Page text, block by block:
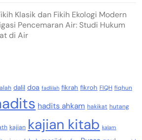
Klasik dan Fikih Ekologi Modern
Pencemaran Air: Studi Hukum
di Air
dalil doa fadlilah fikrah fikroh FIQH fiqhun
hadits ahkam hakikat hutang
kajian kajian kitab kalam